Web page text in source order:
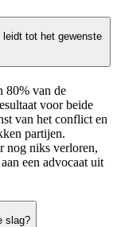
tot het gewenste
80% van de
voor beide
van het conflict en
partijen.
nog niks verloren,
een advocaat uit
slag?